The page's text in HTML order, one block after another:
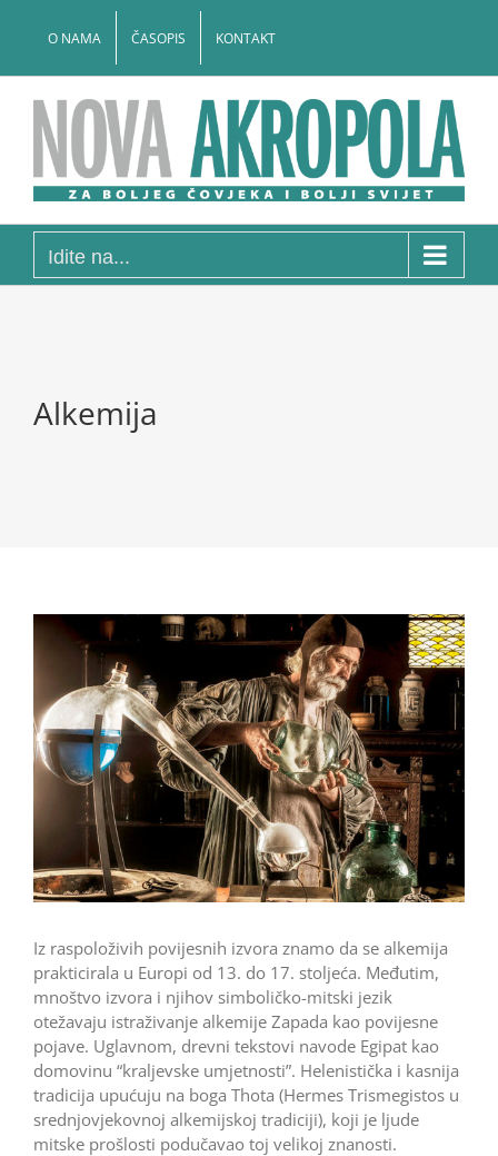
O NAMA ČASOPIS KONTAKT
Idite na...
Alkemija
Iz raspoloživih povijesnih izvora znamo da se alkemija
prakticirala u Europi od 13. do 17. stoljeća. Međutim,
mnoštvo izvora i njihov simboličko-mitski jezik
otežavaju istraživanje alkemije Zapada kao povijesne
pojave. Uglavnom, drevni tekstovi navode Egipat kao
domovinu “kraljevske umjetnosti”. Helenistička i kasnija
tradicija upućuju na boga Thota (Hermes Trismegistos u
srednjovjekovnoj alkemijskoj tradiciji), koji je ljude
mitske prošlosti podučavao toj velikoj znanosti.